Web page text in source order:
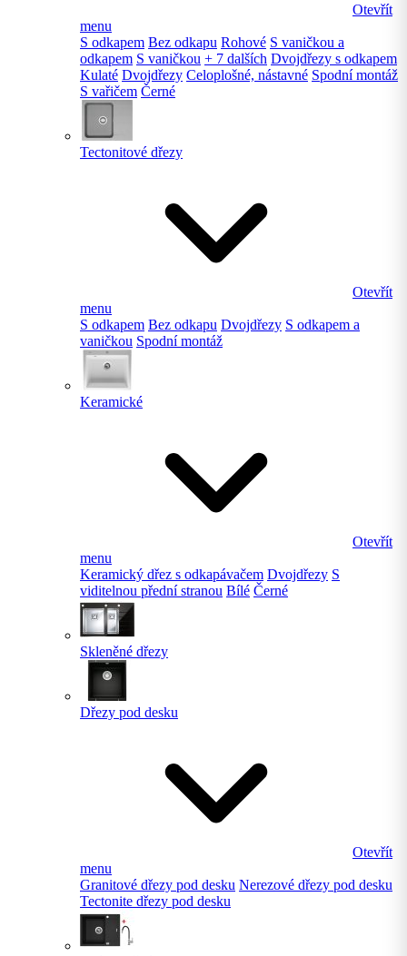
Otevřít
menu
S odkapem Bez odkapu Rohové S vaničkou a
odkapem S vaničkou + 7 dalších Dvojdřezy s odkapem
Kulaté Dvojdřezy Celoplošné, nástavné Spodní montáž
S vařičem Černé
Tectonitové dřezy
Otevřít
menu
S odkapem Bez odkapu Dvojdřezy S odkapem a
vaničkou Spodní montáž
Keramické
Otevřít
menu
Keramický dřez s odkapávačem Dvojdřezy S
viditelnou přední stranou Bílé Černé
Skleněné dřezy
Dřezy pod desku
Otevřít
menu
Granitové dřezy pod desku Nerezové dřezy pod desku
Tectonite dřezy pod desku